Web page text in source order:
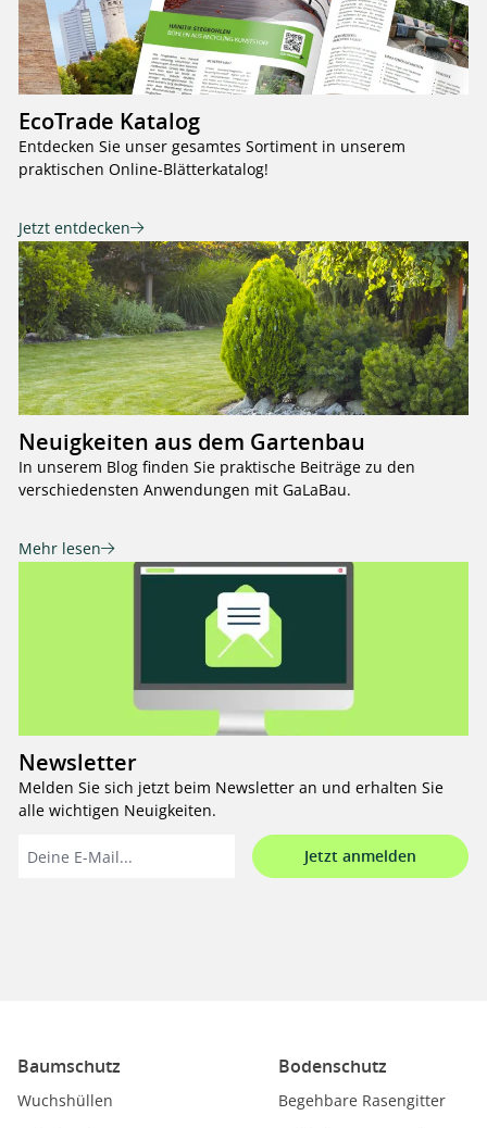
EcoTrade Katalog
Entdecken Sie unser gesamtes Sortiment in unserem
praktischen Online-Blätterkatalog!
Jetzt entdecken
Neuigkeiten aus dem Gartenbau
In unserem Blog finden Sie praktische Beiträge zu den
verschiedensten Anwendungen mit GaLaBau.
Mehr lesen
Newsletter
Melden Sie sich jetzt beim Newsletter an und erhalten Sie
alle wichtigen Neuigkeiten.
Jetzt anmelden
Baumschutz
Wuchshüllen
Bodenschutz
Begehbare Rasengitter